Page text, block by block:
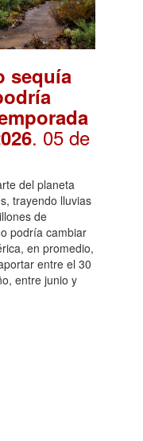
sequía
. 05 de
del planeta
trayendo lluvias
de
podría cambiar
en promedio,
entre el 30
entre junio y